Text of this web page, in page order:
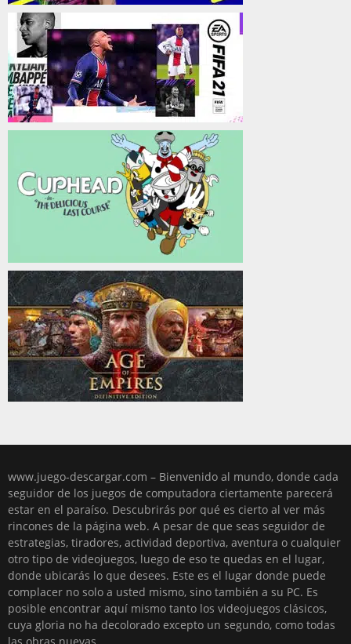
www.juego-descargar.com – Bienvenido al mundo, donde cada
seguidor de los juegos de computadora ciertamente parecerá
estar en el paraíso. Descubrirás por qué es cierto al ver más
rincones de la página web. A pesar de que seas seguidor de
estrategias, tiradores, actividad deportiva, aventura o cualquier
otro tipo de videojuegos, luego de eso te quedas en el lugar,
donde ubicarás lo que desees. Este es el lugar donde puede
complacer no solo a usted mismo, sino también a su PC. Es
posible encontrar aquí mismo tanto los videojuegos clásicos,
cuya gloria no ha decolorado excepto un segundo, como todas